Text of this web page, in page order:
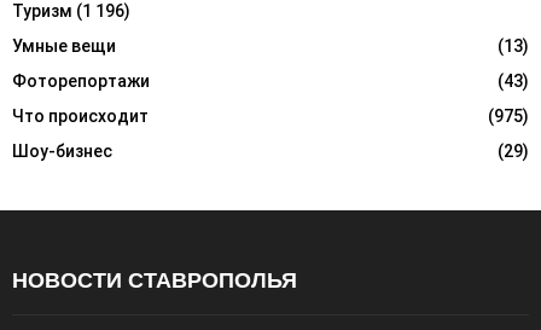
Туризм (1 196)
Умные вещи
(13)
Фоторепортажи
(43)
Что происходит
(975)
Шоу-бизнес
(29)
НОВОСТИ СТАВРОПОЛЬЯ